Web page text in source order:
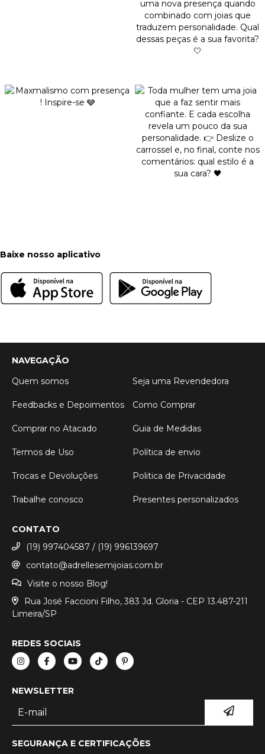
Baixe nosso aplicativo
NAVEGAÇÃO
Quem somos
Seja uma Revendedora
Feedbacks e Depoimentos Como Comprar
Comprar no Atacado Guia de Medidas
Termos de Uso Política de envio
Trocas e Devoluções Politica de Privacidade
Trabalhe conosco Presentes personalizados
CONTATO
(19) 997404587 / (19) 996139697
contato@adrellesemijoias.com.br
Visite o nosso Blog!
Rua José Faccioni Filho, 383 Jd. Gloria - CEP 13.487-211
Limeira/SP
REDES SOCIAIS
NEWSLETTER
SEGURANÇA E CERTIFICAÇÕES